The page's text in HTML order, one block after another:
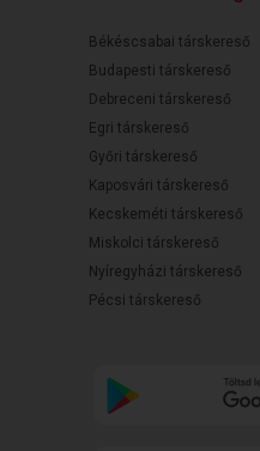
Békéscsabai társkereső
Budapesti társkereső
Debreceni társkereső
Egri társkereső
Győri társkereső
Kaposvári társkereső
Kecskeméti társkereső
Miskolci társkereső
Nyíregyházi társkereső
Pécsi társkereső